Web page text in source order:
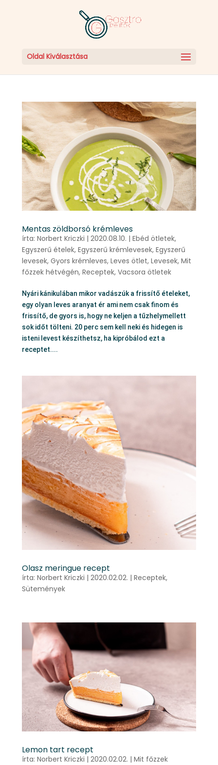
Oldal Kiválasztása
Mentas zöldborsó krémleves
írta: Norbert Kriczki | 2020.08.10. | Ebéd ötletek,
Egyszerű ételek, Egyszerű krémlevesek, Egyszerű
levesek, Gyors krémleves, Leves ötlet, Levesek, Mit
főzzek hétvégén, Receptek, Vacsora ötletek
Nyári kánikulában mikor vadászúk a frissítő ételeket,
egy olyan leves aranyat ér ami nem csak finom és
frissítő, de gyors is, hogy ne keljen a tűzhelymellett
sok időt tölteni. 20 perc sem kell neki és hidegen is
isteni levest készíthetsz, ha kipróbálod ezt a
receptet....
Olasz meringue recept
írta: Norbert Kriczki | 2020.02.02. | Receptek,
Sütemények
Lemon tart recept
írta: Norbert Kriczki | 2020.02.02. | Mit főzzek